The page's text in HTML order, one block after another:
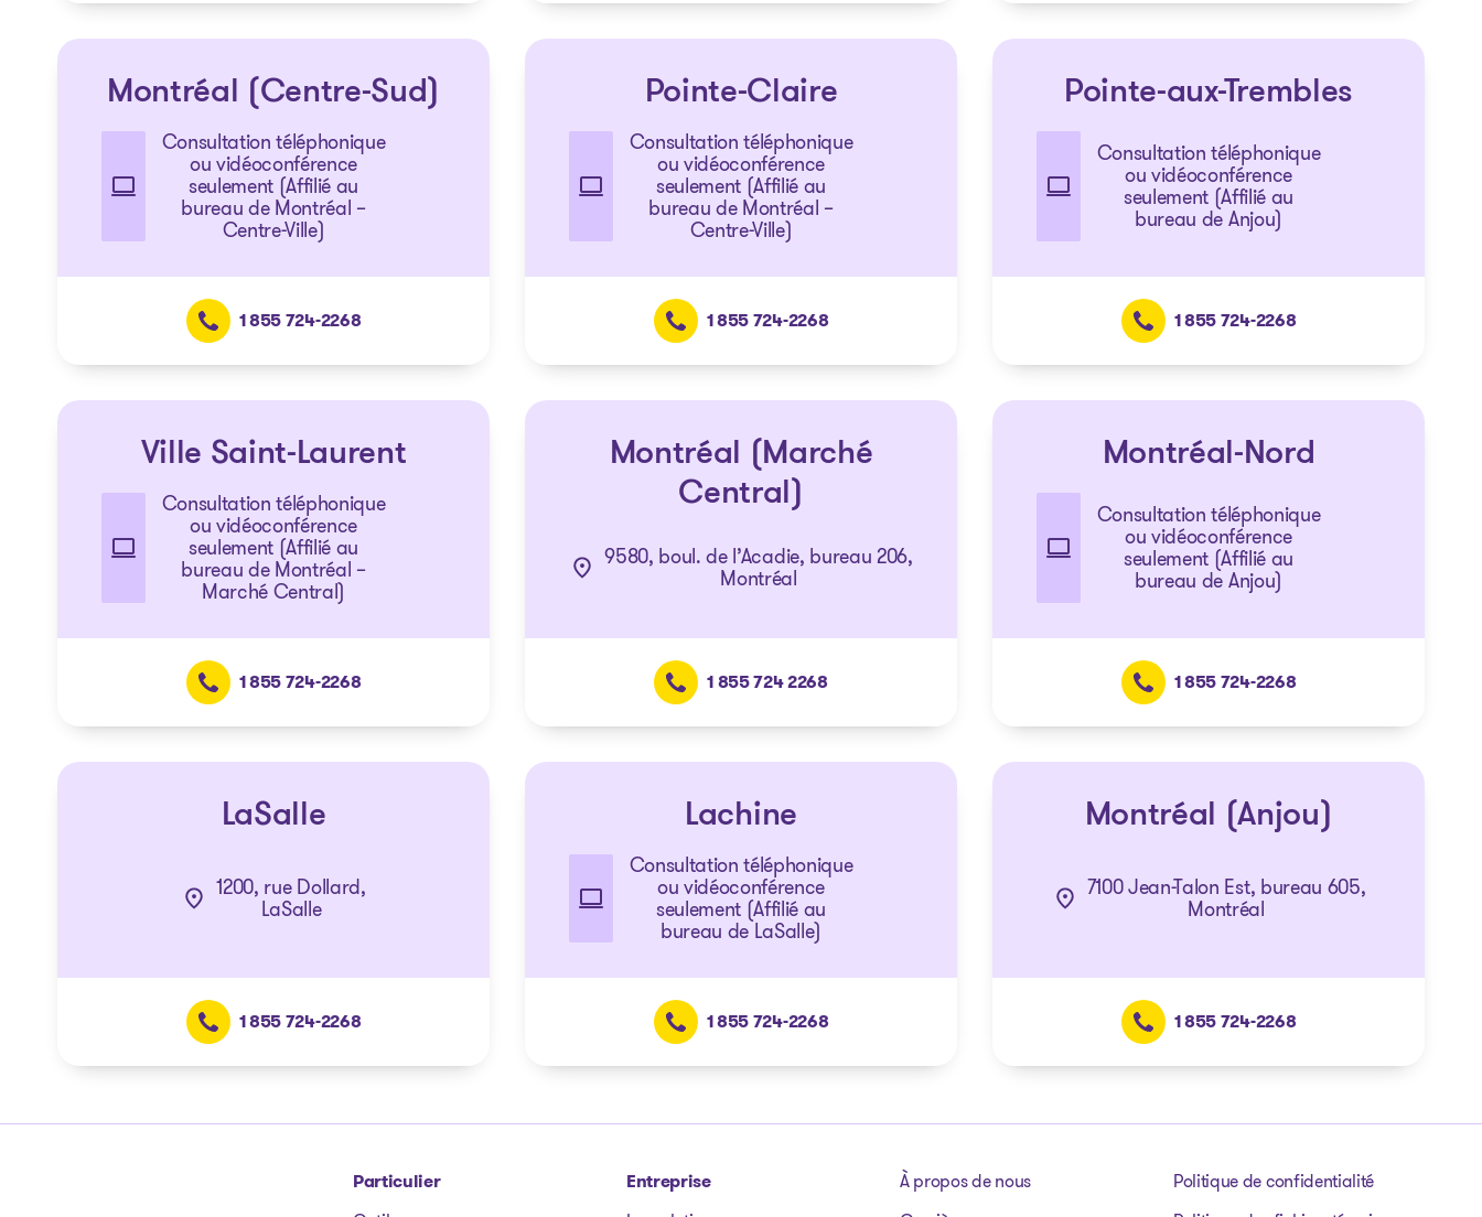
Montréal (Centre-Sud)
Consultation téléphonique
ou vidéoconférence
seulement (Affilié au
bureau de Montréal –
Centre-Ville)
1 855 724-2268
Pointe-Claire
Consultation téléphonique
ou vidéoconférence
seulement (Affilié au
bureau de Montréal –
Centre-Ville)
1 855 724-2268
Pointe-aux-Trembles
Consultation téléphonique
ou vidéoconférence
seulement (Affilié au
bureau de Anjou)
1 855 724-2268
Ville Saint-Laurent
Consultation téléphonique
ou vidéoconférence
seulement (Affilié au
bureau de Montréal –
Marché Central)
1 855 724-2268
Montréal (Marché
Central)
9580, boul. de l’Acadie, bureau 206,
Montréal
1 855 724 2268
Montréal-Nord
Consultation téléphonique
ou vidéoconférence
seulement (Affilié au
bureau de Anjou)
1 855 724-2268
LaSalle
1200, rue Dollard,
LaSalle
1 855 724-2268
Lachine
Consultation téléphonique
ou vidéoconférence
seulement (Affilié au
bureau de LaSalle)
1 855 724-2268
Montréal (Anjou)
7100 Jean-Talon Est, bureau 605,
Montréal
1 855 724-2268
Particulier
Entreprise
À propos de nous
Politique de confidentialité